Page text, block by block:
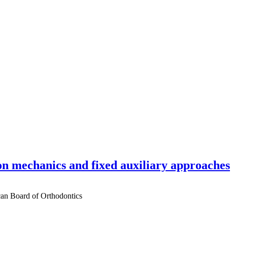
and fixed auxiliary approaches
Board of Orthodontics